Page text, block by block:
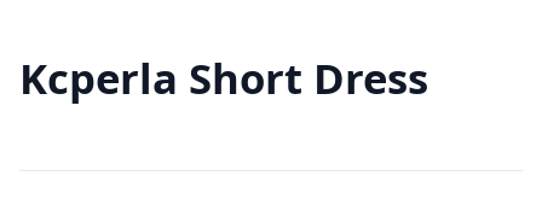
Kcperla Short Dress